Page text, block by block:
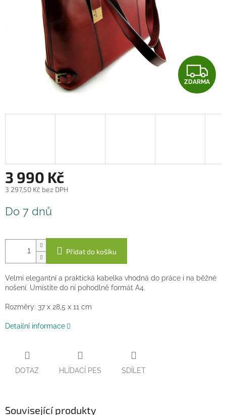
Z
D
A
ZDARMA
3 990 Kč
3 297,50 Kč bez DPH
cena:
Do 7 dnů
Přidat do košíku
Velmi elegantní a praktická kabelka vhodná do práce i na běžné
nošení. Umístíte do ní pohodlně formát A4.
Rozměry: 37 x 28,5 x 11 cm
Detailní informace
DOTAZ HLÍDACÍ PES SDÍLET
Související produkty